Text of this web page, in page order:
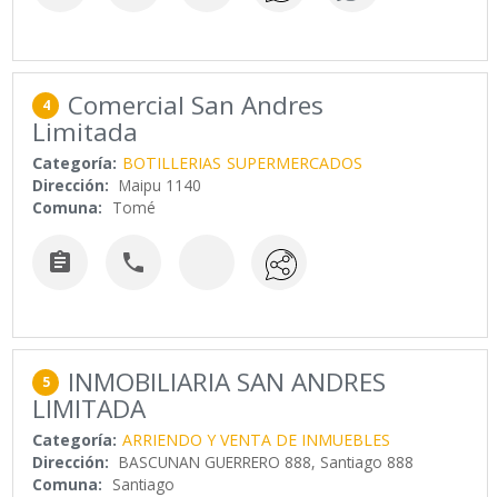
4 Comercial San Andres
Limitada
Categoría: BOTILLERIAS SUPERMERCADOS
Dirección: Maipu 1140
Comuna: Tomé
 
5 INMOBILIARIA SAN ANDRES
LIMITADA
Categoría: ARRIENDO Y VENTA DE INMUEBLES
Dirección: BASCUNAN GUERRERO 888, Santiago 888
Comuna: Santiago